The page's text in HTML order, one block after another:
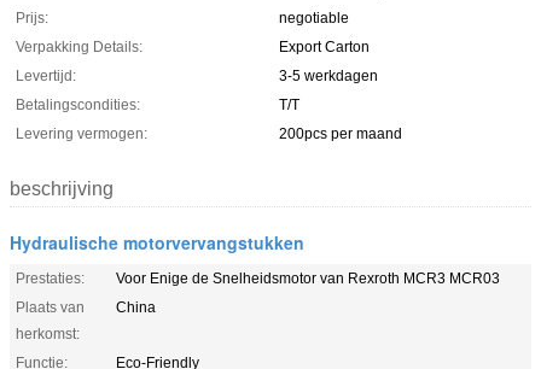
Prijs:
negotiable
Verpakking Details:
Export Carton
Levertijd:
3-5 werkdagen
Betalingscondities:
T/T
Levering vermogen:
200pcs per maand
beschrijving
Hydraulische motorvervangstukken
Prestaties:
Voor Enige de Snelheidsmotor van Rexroth MCR3 MCR03
Plaats van
herkomst:
China
Functie:
Eco-Friendly